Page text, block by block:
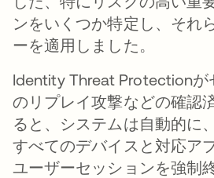
ンをいくつか特定し、それ
ーを適用しました。
Identity Threat Protectionが
のリプレイ攻撃などの確認
ると、システムは自動的に
すべてのデバイスと対応ア
ユーザーセッションを強制